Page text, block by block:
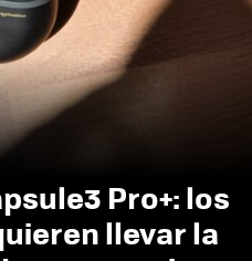
Pro+: los
llevar la